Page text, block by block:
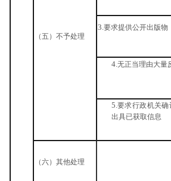
（五）不予处理
3. 要求提供公开出版物
4. 无正当理由大量
5. 要求行政机关确
出具已获取信息
（六）其他处理